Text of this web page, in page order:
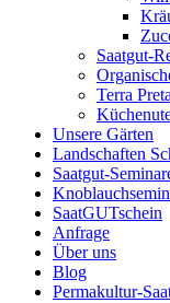
Saatgut-
Terra
Unsere Gärten
Landschaften
Saatgut-
SaatGUTschein
Anfrage
Über uns
Blog
Permakultur-